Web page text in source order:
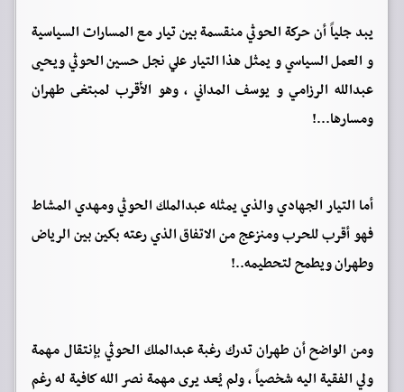
يبد جلياً أن حركة الحوثي منقسمة بين تيار مع المسارات السياسية
و العمل السياسي و يمثل هذا التيار علي نجل حسين الحوثي ويحيى
عبدالله الرزامي و يوسف المداني ، وهو الأقرب لمبتغى طهران
ومسارها...!
أما التيار الجهادي والذي يمثله عبدالملك الحوثي ومهدي المشاط
فهو أقرب للحرب ومنزعج من الاتفاق الذي رعته بكين بين الرياض
وطهران ويطمح لتحطيمه..!
ومن الواضح أن طهران تدرك رغبة عبدالملك الحوثي بإنتقال مهمة
ولي الفقية اليه شخصياً ، ولم يُعد يرى مهمة نصر الله كافية له رغم